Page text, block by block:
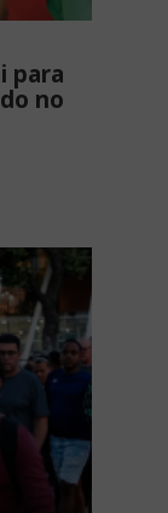
para
no